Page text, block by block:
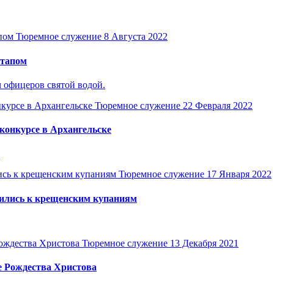
Тюремное служение 8 Августа 2022
святой водой.
Тюремное служение 22 Февраля 2022
в Архангельске
Тюремное служение 17 Января 2022
к крещенским купаниям
Тюремное служение 13 Декабря 2021
Рождества Христова